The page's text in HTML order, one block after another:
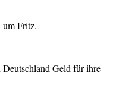
um Fritz.
Deutschland Geld für ihre